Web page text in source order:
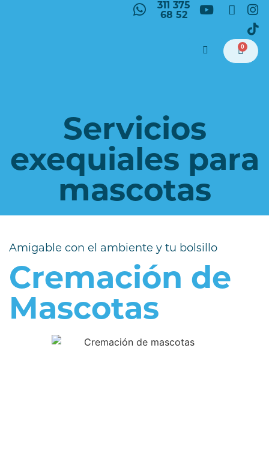
311 375
68 52
0
Servicios
exequiales para
mascotas
Amigable con el ambiente y tu bolsillo
Cremación de
Mascotas